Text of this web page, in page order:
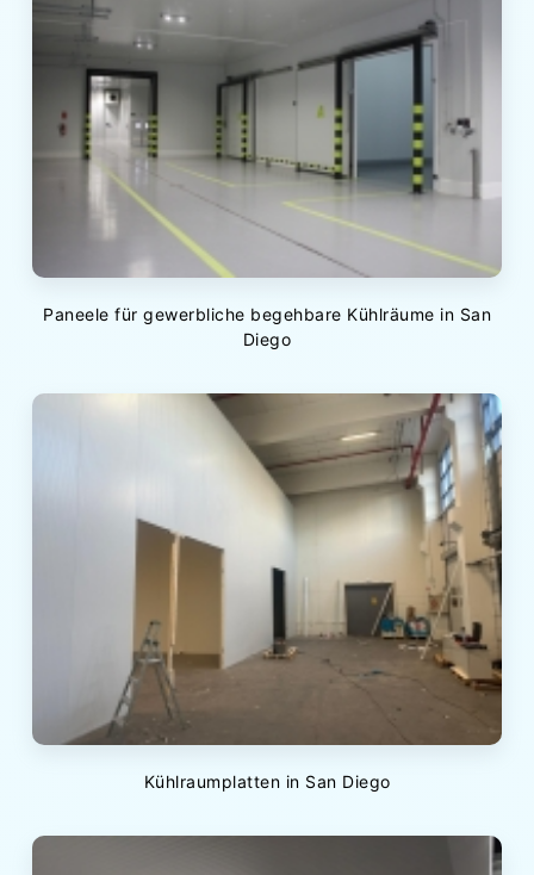
Paneele für gewerbliche begehbare Kühlräume in San
Diego
Kühlraumplatten in San Diego